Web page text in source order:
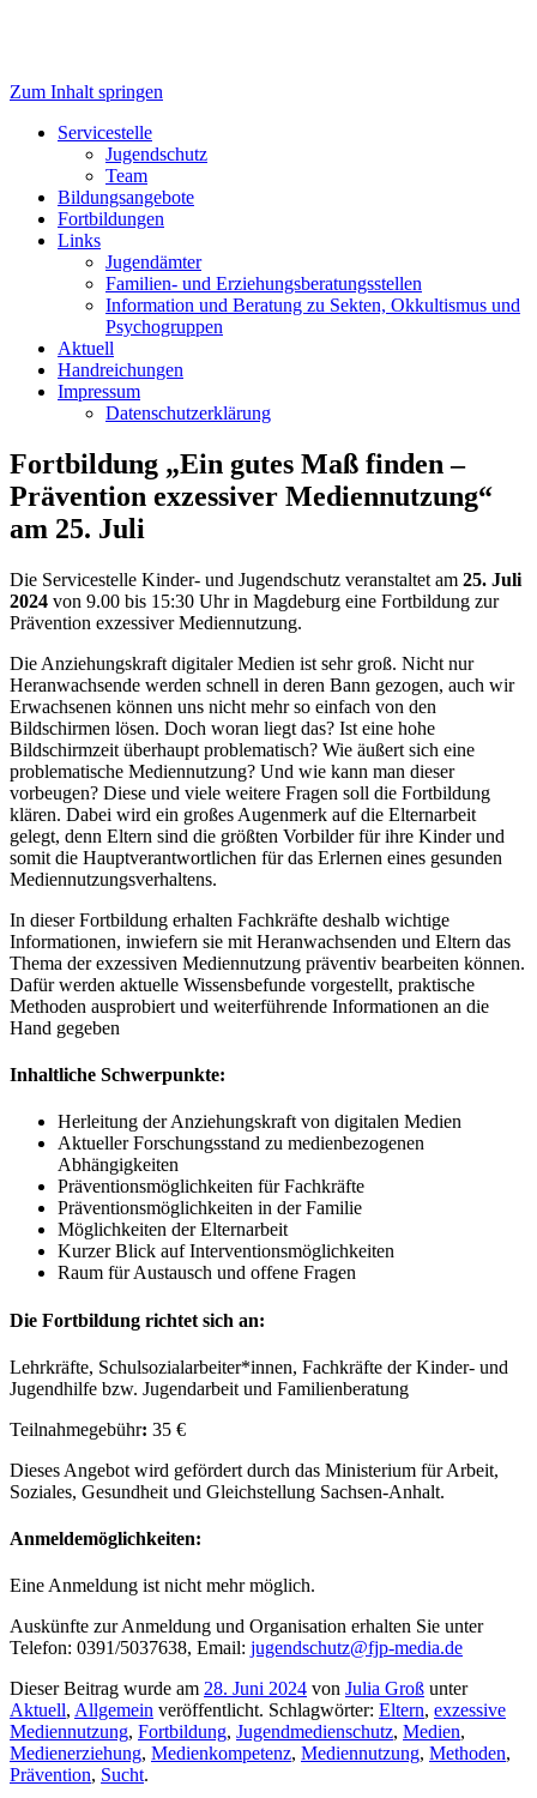
Servicestelle Kinder- und
Jugendschutz
Zum Inhalt springen
Servicestelle
Jugendschutz
Team
Bildungsangebote
Fortbildungen
Links
Jugendämter
Familien- und Erziehungsberatungsstellen
Information und Beratung zu Sekten, Okkultismus und
Psychogruppen
Aktuell
Handreichungen
Impressum
Datenschutzerklärung
Fortbildung „Ein gutes Maß finden –
Prävention exzessiver Mediennutzung“
am 25. Juli
Die Servicestelle Kinder- und Jugendschutz veranstaltet am 25. Juli
2024 von 9.00 bis 15:30 Uhr in Magdeburg eine Fortbildung zur
Prävention exzessiver Mediennutzung.
Die Anziehungskraft digitaler Medien ist sehr groß. Nicht nur
Heranwachsende werden schnell in deren Bann gezogen, auch wir
Erwachsenen können uns nicht mehr so einfach von den
Bildschirmen lösen. Doch woran liegt das? Ist eine hohe
Bildschirmzeit überhaupt problematisch? Wie äußert sich eine
problematische Mediennutzung? Und wie kann man dieser
vorbeugen? Diese und viele weitere Fragen soll die Fortbildung
klären. Dabei wird ein großes Augenmerk auf die Elternarbeit
gelegt, denn Eltern sind die größten Vorbilder für ihre Kinder und
somit die Hauptverantwortlichen für das Erlernen eines gesunden
Mediennutzungsverhaltens.
In dieser Fortbildung erhalten Fachkräfte deshalb wichtige
Informationen, inwiefern sie mit Heranwachsenden und Eltern das
Thema der exzessiven Mediennutzung präventiv bearbeiten können.
Dafür werden aktuelle Wissensbefunde vorgestellt, praktische
Methoden ausprobiert und weiterführende Informationen an die
Hand gegeben
Inhaltliche Schwerpunkte:
Herleitung der Anziehungskraft von digitalen Medien
Aktueller Forschungsstand zu medienbezogenen
Abhängigkeiten
Präventionsmöglichkeiten für Fachkräfte
Präventionsmöglichkeiten in der Familie
Möglichkeiten der Elternarbeit
Kurzer Blick auf Interventionsmöglichkeiten
Raum für Austausch und offene Fragen
Die Fortbildung richtet sich an:
Lehrkräfte, Schulsozialarbeiter*innen, Fachkräfte der Kinder- und
Jugendhilfe bzw. Jugendarbeit und Familienberatung
Teilnahmegebühr: 35 €
Dieses Angebot wird gefördert durch das Ministerium für Arbeit,
Soziales, Gesundheit und Gleichstellung Sachsen-Anhalt.
Anmeldemöglichkeiten:
Eine Anmeldung ist nicht mehr möglich.
Auskünfte zur Anmeldung und Organisation erhalten Sie unter
Telefon: 0391/5037638, Email: jugendschutz@fjp-media.de
Dieser Beitrag wurde am 28. Juni 2024 von Julia Groß unter
Aktuell, Allgemein veröffentlicht. Schlagwörter: Eltern, exzessive
Mediennutzung, Fortbildung, Jugendmedienschutz, Medien,
Medienerziehung, Medienkompetenz, Mediennutzung, Methoden,
Prävention, Sucht.